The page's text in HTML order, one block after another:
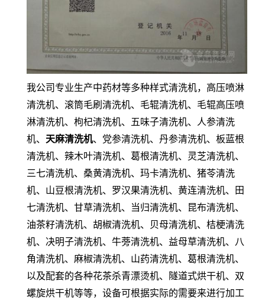
我公司专业生产中药材等多种样式清洗机，高压喷淋
清洗机、滚筒毛刷清洗机、毛辊清洗机、毛辊高压喷
淋清洗机、枸杞清洗机、五味子清洗机、人参清洗
机、 天麻清洗机、党参清洗机、丹参清洗机、板蓝根
清洗机、辣木叶清洗机、葛根清洗机、灵芝清洗机、
三七清洗机、桑黄清洗机、玛卡清洗机、猪苓清洗
机、山豆根清洗机、罗汉果清洗机、黄连清洗机、田
七清洗机、甘草清洗机、当归清洗机、昆布清洗机、
油茶籽清洗机、胡椒清洗机、贝母清洗机、桔梗清洗
机、决明子清洗机、牛蒡清洗机、益母草清洗机、八
角清洗机、麻椒清洗机、山药清洗机、葛根清洗机、
以及配套的各种花茶杀青漂烫机、隧道式烘干机、双
螺旋烘干机等等，设备可根据实际的需要来进行加工